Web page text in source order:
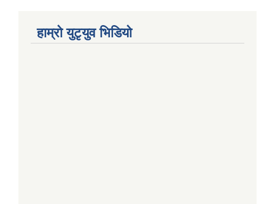
हाम्राे युटृयुव भिडियाे